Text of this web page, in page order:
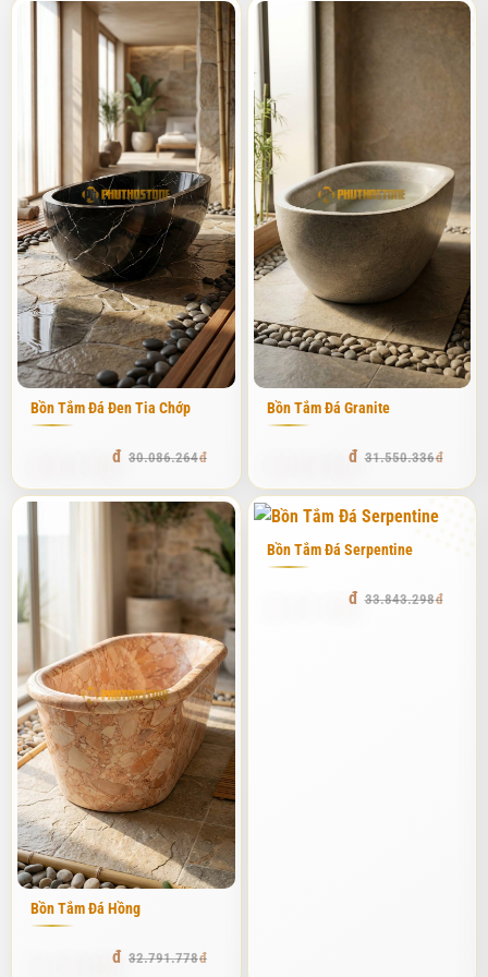
Trong suốt quá trình làm nghề, tôi thường nhận được câu hỏi: "Tại
sao phải bỏ ra hàng chục triệu, thậm chí hàng trăm triệu cho một
chiếc bồn tắm đá trong khi bồn sứ hay bồn composite chỉ vài
triệu?". Câu trả lời nằm ở hai chữ:
Đẳng cấp
nhiên mang trong mình năng lượng của đất trời qua hàng triệu
năm kiến tạo. Khi đặt một chiếc bồn tắm bằng đá vào không gian,
toàn bộ căn phòng như bừng sáng một nguồn năng lượng nguyên
thủy, sang trọng mà không phô trương. Tại Phú Thọ Stone, chúng
tôi luôn ưu tiên tuyển chọn những phôi đá có vân sắc độc đáo
nhất để phục vụ khách hàng.
Độ bền của đá tự nhiên là điều không cần phải bàn cãi. Nếu như
bồn tắm nhựa có thể bị trầy xước, bồn sứ có thể bị mẻ hoặc ố
theo thời gian, thì bồn tắm đá càng dùng lại càng bóng, càng có
giá trị. Tôi đã từng quay lại thăm những công trình mình làm từ 5-
7 năm trước, những chiếc bồn tắm vẫn y nguyên như ngày đầu, chỉ
cần vệ sinh nhẹ nhàng là lại đẹp như mới. Đặc biệt, đá tự nhiên có
khả năng giữ nhiệt cực tốt. Nếu bạn thích ngâm mình trong nước
nóng lâu, đá sẽ hấp thụ nhiệt và giữ cho nước ấm trong một thời
gian dài, vượt xa các chất liệu nhân tạo thông thường.
Vẻ đẹp độc bản không thể sao chép
Mỗi khối đá tự nhiên đều có hệ thống vân và màu sắc riêng biệt
do quá trình khoáng hóa hàng triệu năm. Khi chế tác bồn tắm,
chúng tôi giữ lại tối đa những đặc điểm tự nhiên này. Bạn sẽ
không bao giờ tìm thấy hai chiếc bồn tắm đá marble hay đá cuội
nào giống hệt nhau 100%. Đây chính là điểm thu hút những gia
chủ yêu thích sự cá nhân hóa và muốn khẳng định gu thẩm mỹ
riêng của mình. Tại kho của tôi, mỗi khi có khách đến chọn phôi
đá, họ thường ví việc này như đi tìm "tri kỷ" vậy.
Sức khỏe và phong thủy trong không gian tắm
Đá tự nhiên được xem là vật liệu mang năng lượng tích cực. Trong
phong thủy, đá thuộc hành Thổ, khi kết hợp với Thủy (nước) tạo
nên sự ổn định, vững chãi và thanh lọc. Nhiều khách hàng của tôi
Bồn Tắm Đá Đen Tia Chớp
30.086.264
Bồn Tắm Đá Granite
31.550.336
Bồn Tắm Đá Hồng
32.791.778
Bồn Tắm Đá Serpentine
33.843.298